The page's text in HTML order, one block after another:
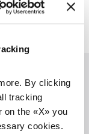
By clicking
tracking
on the «X» you
cookies.